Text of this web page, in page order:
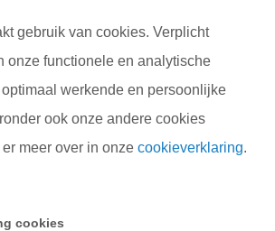
8, oktober
gebruik van cookies. Verplicht
onze functionele en analytische
werkende en persoonlijke
ook onze andere cookies
meer over in onze cookieverklaring.
cookies